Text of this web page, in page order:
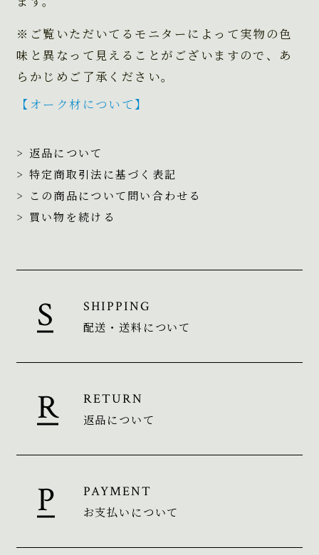
※ご覧いただいてるモニターによって実物の色
味と異なって見えることがございますので、あ
らかじめご了承ください。
【オーク材について】
> 返品について
> 特定商取引法に基づく表記
> この商品について問い合わせる
> 買い物を続ける
SHIPPING
配送・送料について
RETURN
返品について
PAYMENT
お支払いについて